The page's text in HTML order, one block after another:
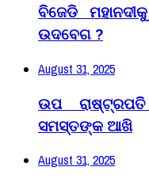
ବିଜେଡି
ଉଦବେଗ ?
August 31, 2025
ଉପ
ସମସ୍ତଙ୍କ ଆଖି
August 31, 2025